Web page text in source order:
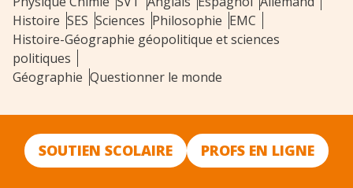
Histoire SES Sciences Philosophie EMC
Histoire-Géographie géopolitique et sciences
politiques
Géographie Questionner le monde
SOUTIEN SCOLAIRE PROFS EN LIGNE